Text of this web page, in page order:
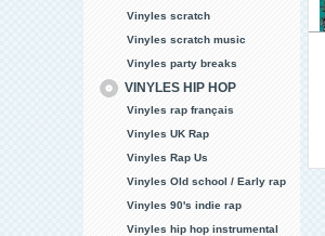
Vinyles scratch
Vinyles scratch music
Vinyles party breaks
VINYLES HIP HOP
Vinyles rap français
Vinyles UK Rap
Vinyles Rap Us
Vinyles Old school / Early rap
Vinyles 90's indie rap
Vinyles hip hop instrumental